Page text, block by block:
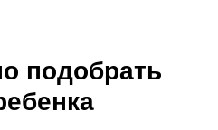
подобрать